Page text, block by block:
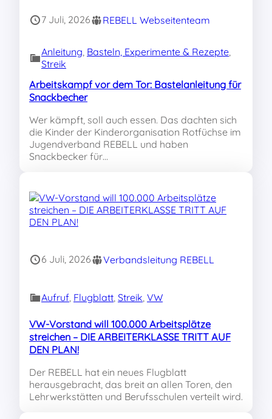
7 Juli, 2026 REBELL Webseitenteam
Anleitung Basteln, Experimente & Rezepte
Streik
Arbeitskampf vor dem Tor: Bastelanleitung für
Snackbecher
Wer kämpft, soll auch essen. Das dachten sich
die Kinder der Kinderorganisation Rotfüchse im
Jugendverband REBELL und haben
Snackbecker für…
6 Juli, 2026 Verbandsleitung REBELL
Aufruf Flugblatt Streik VW
VW-Vorstand will 100.000 Arbeitsplätze
streichen – DIE ARBEITERKLASSE TRITT AUF
DEN PLAN!
Der REBELL hat ein neues Flugblatt
herausgebracht, das breit an allen Toren, den
Lehrwerkstätten und Berufsschulen verteilt wird.